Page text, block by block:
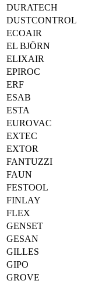
DURATECH
DUSTCONTROL
ECOAIR
EL BJÖRN
ELIXAIR
EPIROC
ERF
ESAB
ESTA
EUROVAC
EXTEC
EXTOR
FANTUZZI
FAUN
FESTOOL
FINLAY
FLEX
GENSET
GESAN
GILLES
GIPO
GROVE